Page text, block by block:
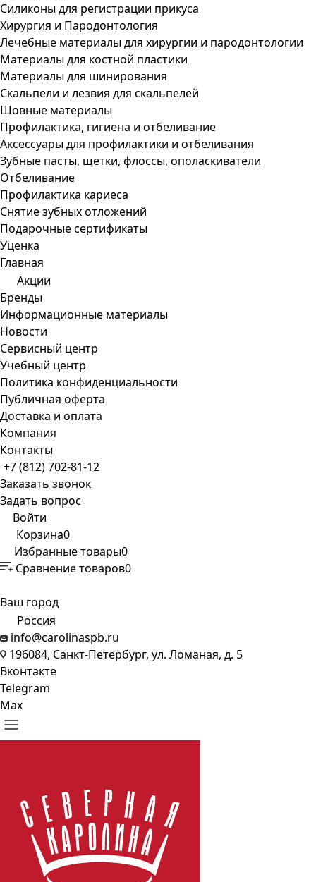
Силиконы для регистрации прикуса
Хирургия и Пародонтология
Лечебные материалы для хирургии и пародонтологии
Материалы для костной пластики
Материалы для шинирования
Скальпели и лезвия для скальпелей
Шовные материалы
Профилактика, гигиена и отбеливание
Аксессуары для профилактики и отбеливания
Зубные пасты, щетки, флоссы, ополаскиватели
Отбеливание
Профилактика кариеса
Снятие зубных отложений
Подарочные сертификаты
Уценка
Главная
Акции
Бренды
Информационные материалы
Новости
Сервисный центр
Учебный центр
Политика конфиденциальности
Публичная оферта
Доставка и оплата
Компания
Контакты
+7 (812) 702-81-12
Заказать звонок
Задать вопрос
Войти
Корзина0
Избранные товары0
Сравнение товаров0
Ваш город
Россия
info@carolinaspb.ru
196084, Санкт-Петербург, ул. Ломаная, д. 5
Вконтакте
Telegram
Max